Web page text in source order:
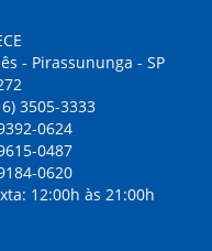
- Pirassununga - SP
3505-3333
0624
0487
0620
12:00h às 21:00h